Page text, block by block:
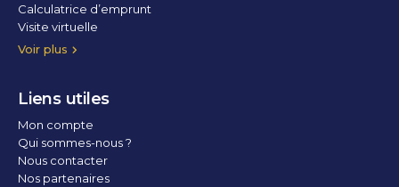
Voir plus
Calculatrice d’emprunt
Visite virtuelle
Home staging
Liens utiles
Mon compte
Qui sommes-nous ?
Nous contacter
Nos partenaires